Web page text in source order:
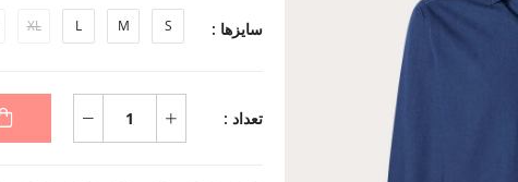
سایزها : S
M
L
XL
تعداد :